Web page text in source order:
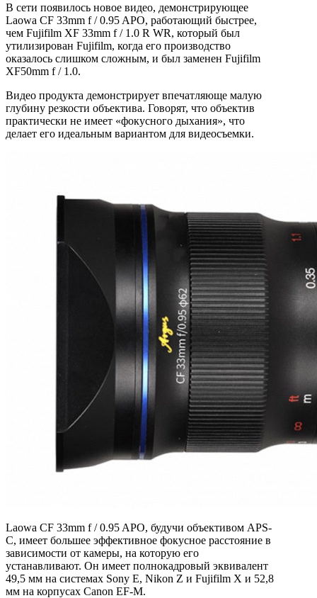
В сети появилось новое видео, демонстрирующее
Laowa CF 33mm f / 0.95 APO, работающий быстрее,
чем Fujifilm XF 33mm f / 1.0 R WR, который был
утилизирован Fujifilm, когда его производство
оказалось слишком сложным, и был заменен Fujifilm
XF50mm f / 1.0.
Видео продукта демонстрирует впечатляюще малую
глубину резкости объектива. Говорят, что объектив
практически не имеет «фокусного дыхания», что
делает его идеальным вариантом для видеосъемки.
Laowa CF 33mm f / 0.95 APO, будучи объективом APS-
C, имеет большее эффективное фокусное расстояние в
зависимости от камеры, на которую его
устанавливают. Он имеет полнокадровый эквивалент
49,5 мм на системах Sony E, Nikon Z и Fujifilm X и 52,8
мм на корпусах Canon EF-M.